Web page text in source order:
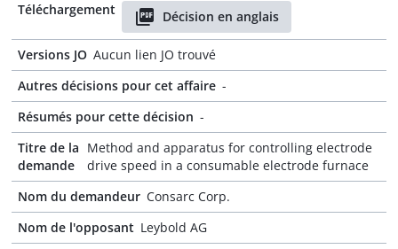
Téléchargement
Décision en anglais
Versions JO Aucun lien JO trouvé
Autres décisions pour cet affaire -
Résumés pour cette décision -
Titre de la
demande
Method and apparatus for controlling electrode
drive speed in a consumable electrode furnace
Nom du demandeur Consarc Corp.
Nom de l'opposant Leybold AG